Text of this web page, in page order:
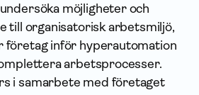
möjligheter och
till organisatorisk arbetsmiljö,
företag inför hyperautomation
arbetsprocesser.
i samarbete med företaget